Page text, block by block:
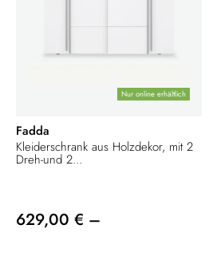
Nur online erhältlich
Fadda
Kleiderschrank aus Holzdekor, mit 2
Dreh-und 2...
629,00 € –